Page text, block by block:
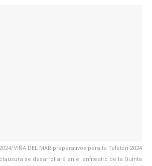
2024/VIÑA DEL MAR preparativos para la Teletón 2024
se desarrollará en el anfiteatro de la Quinta